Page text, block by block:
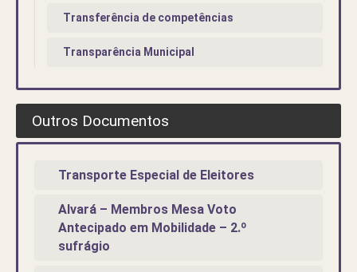
Transferência de competências
Transparência Municipal
Outros Documentos
Transporte Especial de Eleitores
Alvará – Membros Mesa Voto
Antecipado em Mobilidade – 2.º
sufrágio